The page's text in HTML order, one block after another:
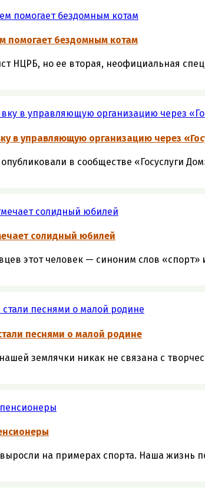
помогает бездомным котам
НЦРБ, но ее вторая, неофициальная
в управляющую организацию через
в сообществе «Госуслуги
солидный юбилей
этот человек — синоним слов «спорт»
песнями о малой родине
землячки никак не связана с
на примерах спорта. Наша жизнь